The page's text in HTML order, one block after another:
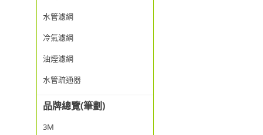
水管濾網
冷氣濾網
油煙濾網
水管疏通器
品牌總覽(筆劃)
3M